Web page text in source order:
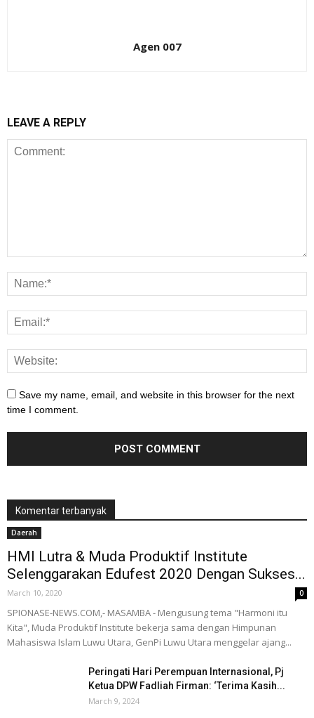
Agen 007
LEAVE A REPLY
Save my name, email, and website in this browser for the next
time I comment.
Komentar terbanyak
Daerah
HMI Lutra & Muda Produktif Institute
Selenggarakan Edufest 2020 Dengan Sukses...
March 10, 2020 0
SPIONASE-NEWS.COM,- MASAMBA - Mengusung tema "Harmoni itu
Kita", Muda Produktif Institute bekerja sama dengan Himpunan
Mahasiswa Islam Luwu Utara, GenPi Luwu Utara menggelar ajang...
Peringati Hari Perempuan Internasional, Pj
Ketua DPW Fadliah Firman: ‘Terima Kasih...
March 9, 2024